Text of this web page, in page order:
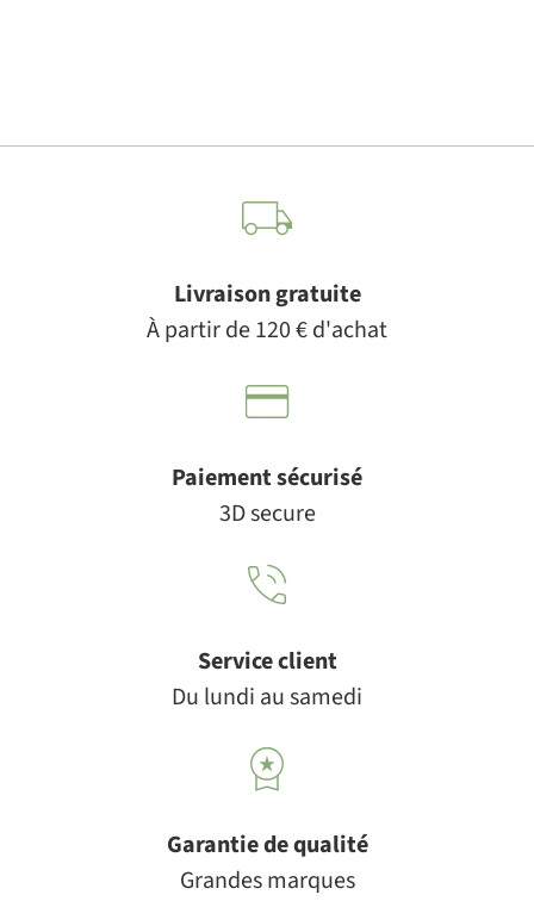
Livraison gratuite
À partir de 120 € d'achat
Paiement sécurisé
3D secure
Service client
Du lundi au samedi
Garantie de qualité
Grandes marques